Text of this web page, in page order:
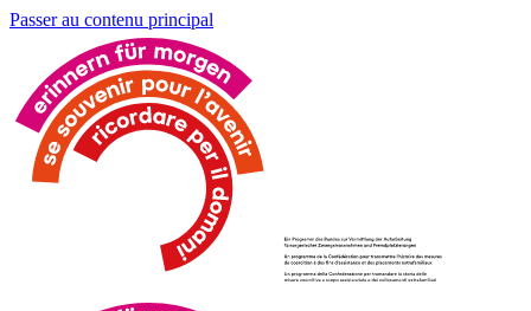
Passer au contenu principal